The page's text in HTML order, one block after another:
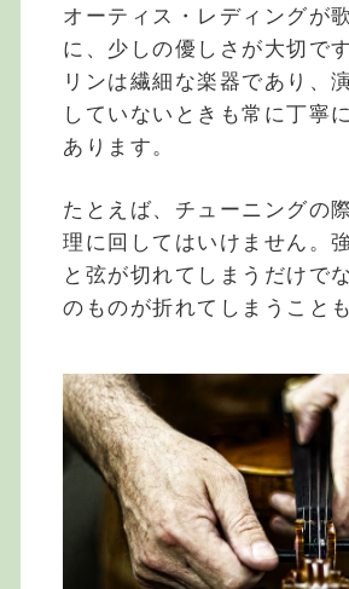
オーティス・レディングが
に、少しの優しさが大切で
リンは繊細な楽器であり、
していないときも常に丁寧
あります。
たとえば、チューニングの
理に回してはいけません。
と弦が切れてしまうだけで
のものが折れてしまうこと